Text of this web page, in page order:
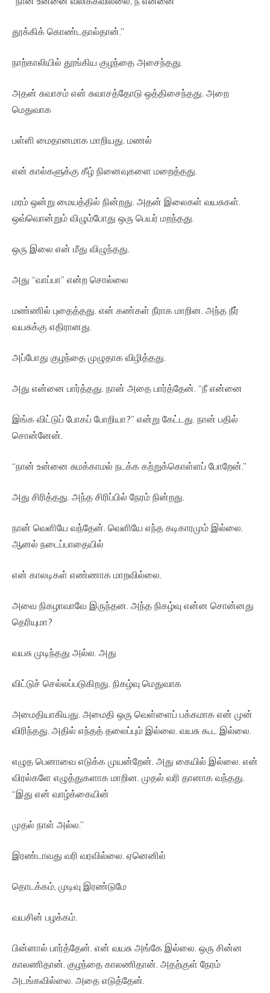
தூக்கிக் கொண்டதால்தான்.”
நாற்காலியில் தூங்கிய குழந்தை அசைந்தது.
அதன் சுவாசம் என் சுவாசத்தோடு ஒத்திசைந்தது. அறை
மெதுவாக
பள்ளி மைதானமாக மாறியது. மணல்
என் கால்களுக்கு கீழ் நினைவுகளை மறைத்தது.
மரம் ஒன்று மையத்தில் நின்றது. அதன் இலைகள் வயசுகள்.
ஒவ்வொன்றும் விழும்போது ஒரு பெயர் மறந்தது.
ஒரு இலை என் மீது விழுந்தது.
அது “வாப்பா” என்ற சொல்லை
மண்ணில் புதைத்தது. என் கண்கள் நீராக மாறின. அந்த நீர்
வயசுக்கு எதிரானது.
அப்போது குழந்தை முழுதாக விழித்தது.
அது என்னை பார்த்தது. நான் அதை பார்த்தேன். “நீ என்னை
இங்க விட்டுப் போகப் போறியா?” என்று கேட்டது. நான் பதில்
சொன்னேன்.
“நான் உன்னை சுமக்காமல் நடக்க கற்றுக்கொள்ளப் போறேன்.”
அது சிரித்தது. அந்த சிரிப்பில் நேரம் நின்றது.
நான் வெளியே வந்தேன். வெளியே எந்த கடிகாரமும் இல்லை.
ஆனல் நடைப்பாதையில்
என் காலடிகள் எண்ணாக மாறவில்லை.
அவை நிகழாவாவே இருந்தன. அந்த நிகழ்வு என்ன சொன்னது
தெரியுமா?
வயசு முடிந்தது அல்ல. அது
விட்டுச் செல்லப்படுகிறது. நிகழ்வு மெதுவாக
அமைதியாகியது. அமைதி ஒரு வெள்ளைப் பக்கமாக என் முன்
விரிந்தது. அதில் எந்தத் தலைப்பும் இல்லை. வயசு கூட இல்லை.
எழுத பெனாவை எடுக்க முயன்றேன். அது கையில் இல்லை. என்
விரல்களே எழுத்துகளாக மாறின. முதல் வரி தானாக வந்தது.
“இது என் வாழ்க்கையின்
முதல் நாள் அல்ல.”
இரண்டாவது வரி வரவில்லை. ஏனெனில்
தொடக்கம், முடிவு இரண்டுமே
வயசின் பழக்கம்.
பின்னால் பார்த்தேன். என் வயசு அங்கே இல்லை. ஒரு சின்ன
காலணிதான். குழந்தை காலணிதான். அதற்குள் நேரம்
அடங்கவில்லை. அதை எடுத்தேன்.